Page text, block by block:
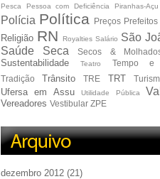
Pesca
Pessoa com Deficiência Piranhas-Açu
Polícia Política Preços Prefeitos
Religião RN Royalties Salário São
Saúde
Seca Secos &
Sustentabilidade
Teatro
Tempo e
Tradição
Trânsito TRE TRT
Ufersa em Assu Utilidade Pública
Vereadores Vestibular ZPE
dezembro 2012 (21)